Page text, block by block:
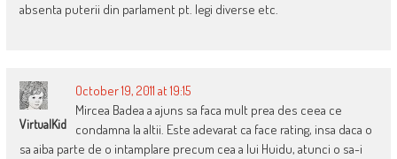
absenta puterii din parlament pt. legi diverse etc.
VirtualKid
October 19, 2011 at 19:15
Mircea Badea a ajuns sa faca mult prea des ceea ce
condamna la altii. Este adevarat ca face rating, insa daca o
sa aiba parte de o intamplare precum cea a lui Huidu, atunci o sa-i